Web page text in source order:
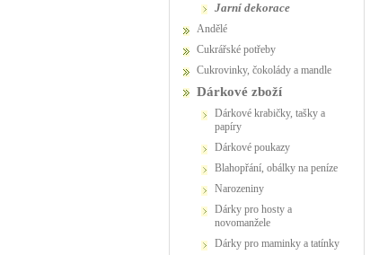
jarní dekorace
Andělé
Cukrářské potřeby
Cukrovinky, čokolády a mandle
Dárkové zboží
Dárkové krabičky, tašky a
papíry
Dárkové poukazy
Blahopřání, obálky na peníze
Narozeniny
Dárky pro hosty a
novomanžele
Dárky pro maminky a tatínky